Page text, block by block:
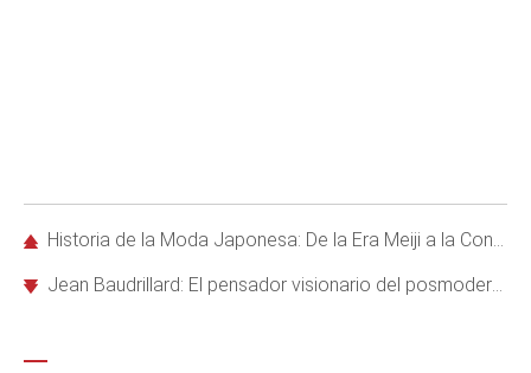
Historia de la Moda Japonesa: De la Era Meiji a la Conquista Global
Jean Baudrillard: El pensador visionario del posmodernismo, la moda y la sociedad de consumo